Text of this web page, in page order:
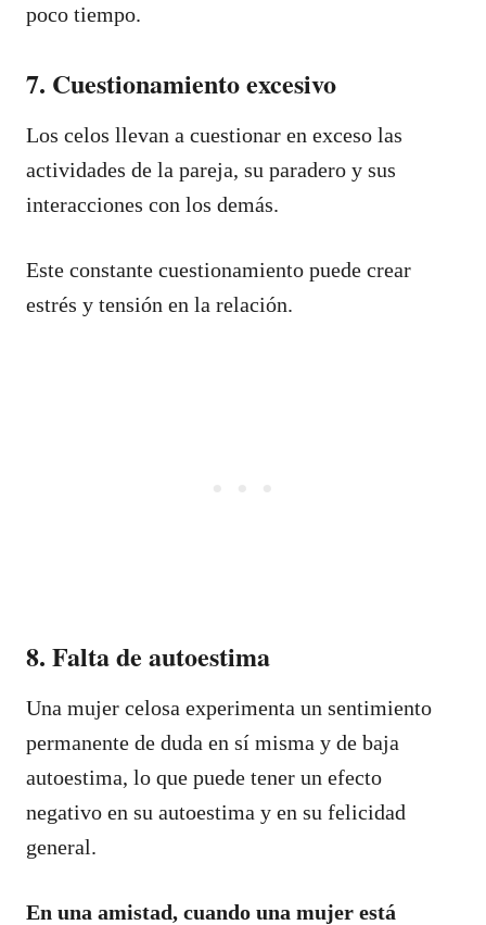
poco tiempo.
7. Cuestionamiento excesivo
Los celos llevan a cuestionar en exceso las
actividades de la pareja, su paradero y sus
interacciones con los demás.
Este constante cuestionamiento puede crear
estrés y tensión en la relación.
8. Falta de autoestima
Una mujer celosa experimenta un sentimiento
permanente de duda en sí misma y de baja
autoestima, lo que puede tener un efecto
negativo en su autoestima y en su felicidad
general.
En una amistad, cuando una mujer está